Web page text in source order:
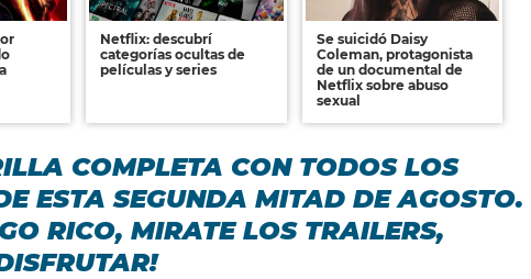
Netflix: descubrí
categorías ocultas de
películas y series
Se suicidó Daisy
Coleman, protagonista
de un documental de
Netflix sobre abuso
sexual
COMPLETA CON TODOS LOS
ESTA SEGUNDA MITAD DE AGOSTO.
RICO, MIRATE LOS TRAILERS,